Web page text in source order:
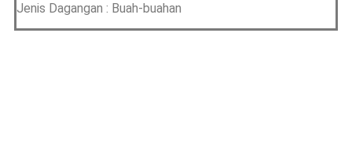
Jenis Dagangan : Buah-buahan